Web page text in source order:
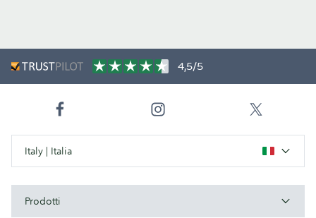
4,5/5
Italy | Italia
Prodotti